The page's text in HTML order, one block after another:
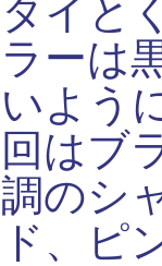
タイと
ラーは
いよう
回はブ
調のシ
ド、ピ